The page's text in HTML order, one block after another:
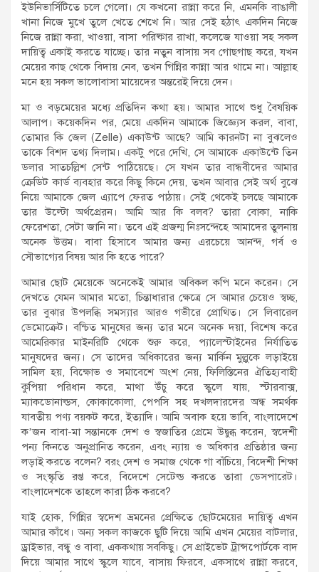
ইউনিভার্সিটিতে চলে গেলো। যে কখনো রান্না করে নি, এমনকি বাঙালী
খানা নিজে মুখে তুলে খেতে শেখে নি। আর সেই হঠাৎ একদিন নিজে
নিজে রান্না করা, খাওয়া, বাসা পরিষ্কার রাখা, কলেজে যাওয়া সহ সকল
দায়িত্ব একাই করতে যাচ্ছে। তার নতুন বাসায় সব গোছগাছ করে, যখন
মেয়ের কাছ থেকে বিদায় নেব, তখন গিন্নির কান্না আর থামে না। আল্লাহ
মনে হয় সকল ভালোবাসা মায়েদের অন্তরেই দিয়ে দেন।
মা ও বড়মেয়ের মধ্যে প্রতিদিন কথা হয়। আমার সাথে শুধু বৈষয়িক
আলাপ। কয়েকদিন পর, মেয়ে একদিন আমাকে জিজ্ঞ্যেস করল, বাবা,
তোমার কি জেল (Zelle) একাউন্ট আছে? আমি কারনটা না বুঝলেও
তাকে বিশদ তথ্য দিলাম। একটু পরে দেখি, সে আমাকে একাউন্টে তিন
ডলার সাতচল্লিশ সেন্ট পাঠিয়েছে। সে যখন তার বান্ধবীদের আমার
ক্রেডিট কার্ড ব্যবহার করে কিছু কিনে দেয়, তখন আবার সেই অর্থ বুঝে
নিয়ে আমাকে জেল এ্যাপে ফেরত পাঠায়। সেই থেকেই চলছে আমাকে
তার উল্টো অর্থপ্রেরন। আমি আর কি বলব? তারা বোকা, নাকি
ফেরেশতা, সেটা জানি না। তবে এই প্রজন্ম নিঃসন্দেহে আমাদের তুলনায়
অনেক উত্তম। বাবা হিসাবে আমার জন্য এরচেয়ে আনন্দ, গর্ব ও
সৌভাগ্যের বিষয় আর কি হতে পারে?
আমার ছোট মেয়েকে অনেকেই আমার অবিকল কপি মনে করেন। সে
দেখতে যেমন আমার মতো, চিন্তাধারার ক্ষেত্রে সে আমার চেয়েও স্বচ্ছ,
তার বুঝার উপলব্ধি সমস্যার আরও গভীরে প্রোথিত। সে লিবারেল
ডেমোক্রেট। বন্চিত মানুষের জন্য তার মনে অনেক দয়া, বিশেষ করে
আমেরিকার মাইনরিটি থেকে শুরু করে, প্যালেস্টাইনের নির্যাতিত
মানুষদের জন্য। সে তাদের অধিকারের জন্য মার্কিন মুল্লুকে লড়াইয়ে
সামিল হয়, বিক্ষোভ ও সমাবেশে অংশ নেয়, ফিলিস্তিনের ঐতিহ্যবাহী
কুপিয়া পরিধান করে, মাথা উঁচু করে স্কুলে যায়, স্টারবাক্স,
ম্যাকডোনাল্ডস, কোকাকোলা, পেপসি সহ দখলদারদের অন্ধ সমর্থক
যাবতীয় পণ্য বয়কট করে, ইত্যাদি। আমি অবাক হয়ে ভাবি, বাংলাদেশে
ক’জন বাবা-মা সন্তানকে দেশ ও স্বজাতির প্রেমে উদ্বুব্ধ করেন, স্বদেশী
পন্য কিনতে অনুপ্রানিত করেন, এবং ন্যায় ও অধিকার প্রতিষ্ঠার জন্য
লড়াই করতে বলেন? বরং দেশ ও সমাজ থেকে গা বাঁচিয়ে, বিদেশী শিক্ষা
ও সংস্কৃতি রপ্ত করে, বিদেশে সেটেল্ড করতে তারা ডেসপারেট।
বাংলাদেশকে তাহলে কারা ঠিক করবে?
যাই হোক, গিন্নির স্বদেশ ভ্রমনের প্রেক্ষিতে ছোটমেয়ের দায়িত্ব এখন
আমার কাঁধে। অন্য সকল কাজকে ছুটি দিয়ে আমি এখন মেয়ের বাটলার,
ড্রাইভার, বন্ধু ও বাবা, এককথায় সবকিছু। সে প্রাইভেট ট্রান্সপোর্টকে বাদ
দিয়ে আমার সাথে স্কুলে যাবে, বাসায় ফিরবে, একসাথে রান্না করবে,